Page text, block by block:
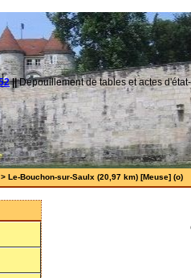
||Dépouillement de tables et actes
> Le-Bouchon-sur-Saulx (20,97 km) [Meuse] (o)